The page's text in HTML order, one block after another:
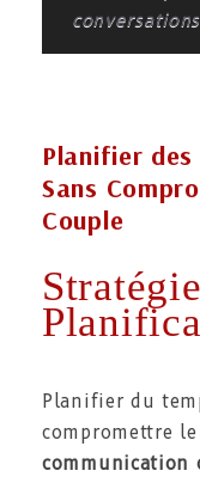
Planifier
Sans
Couple
Planifier du
compromettre
communication